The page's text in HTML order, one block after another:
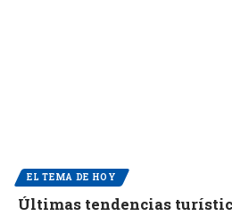
EL TEMA DE HOY
Últimas tendencias